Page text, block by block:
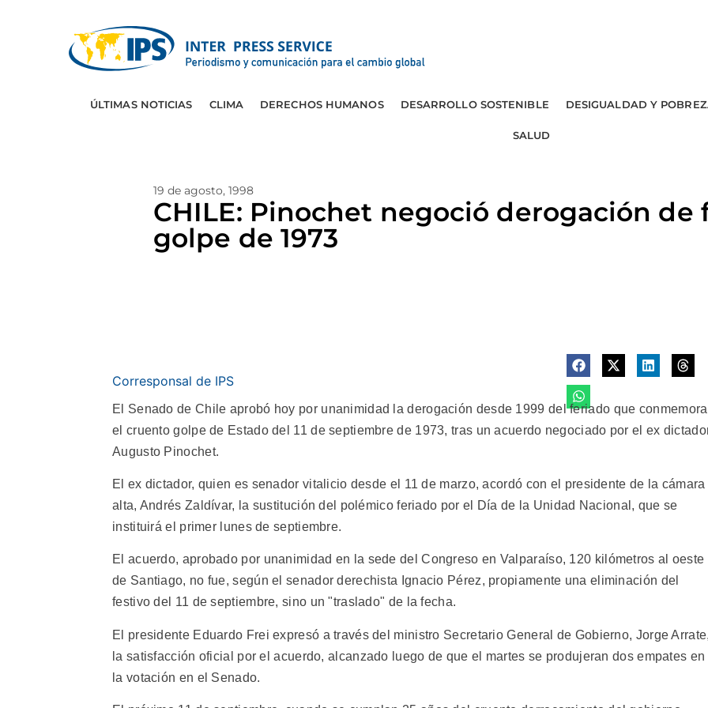
ÚLTIMAS NOTICIAS CLIMA DERECHOS HUMANOS DESARROLLO SOSTENIBLE DESIGUALDAD Y
SALUD
19 de agosto, 1998
CHILE: Pinochet negoció derogación de
golpe de 1973
Corresponsal de IPS
El Senado de Chile aprobó hoy por unanimidad la derogación desde 1999 del feriado que conmemora
el cruento golpe de Estado del 11 de septiembre de 1973, tras un acuerdo negociado por el ex
Augusto Pinochet.
El ex dictador, quien es senador vitalicio desde el 11 de marzo, acordó con el presidente de la cámara
alta, Andrés Zaldívar, la sustitución del polémico feriado por el Día de la Unidad Nacional, que se
instituirá el primer lunes de septiembre.
El acuerdo, aprobado por unanimidad en la sede del Congreso en Valparaíso, 120 kilómetros al oeste
de Santiago, no fue, según el senador derechista Ignacio Pérez, propiamente una eliminación del
festivo del 11 de septiembre, sino un "traslado" de la fecha.
El presidente Eduardo Frei expresó a través del ministro Secretario General de Gobierno, Jorge
la satisfacción oficial por el acuerdo, alcanzado luego de que el martes se produjeran dos empates en
la votación en el Senado.